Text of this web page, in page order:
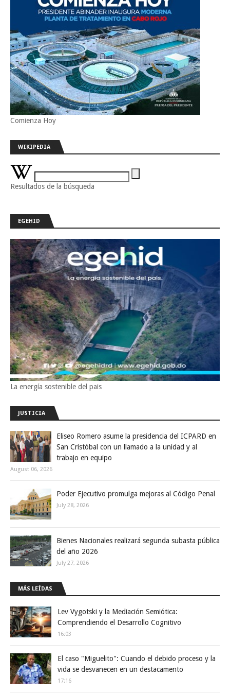
Comienza Hoy
WIKIPEDIA
Resultados de la búsqueda
EGEHID
La energía sostenible del pais
JUSTICIA
Eliseo Romero asume la presidencia del ICPARD en
San Cristóbal con un llamado a la unidad y al
trabajo en equipo
August 06, 2026
Poder Ejecutivo promulga mejoras al Código Penal
July 28, 2026
Bienes Nacionales realizará segunda subasta pública
del año 2026
July 27, 2026
MÁS LEÍDAS
Lev Vygotski y la Mediación Semiótica:
Comprendiendo el Desarrollo Cognitivo
16:03
El caso "Miguelito": Cuando el debido proceso y la
vida se desvanecen en un destacamento
17:16